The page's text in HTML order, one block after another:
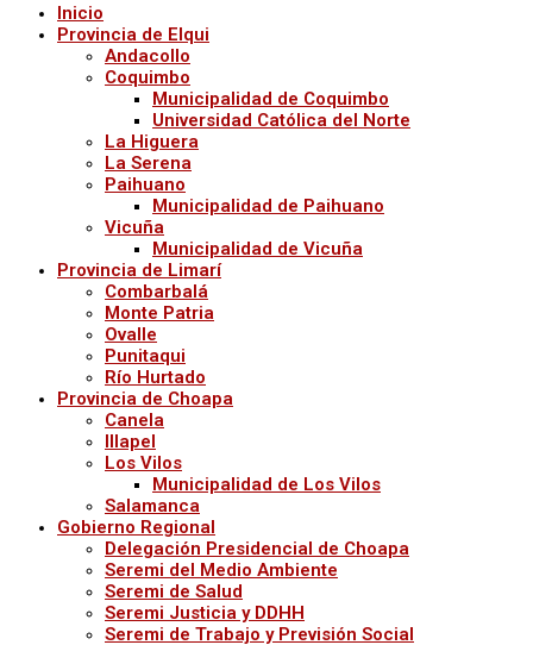
Inicio
Provincia de Elqui
Andacollo
Coquimbo
Municipalidad de Coquimbo
Universidad Católica del Norte
La Higuera
La Serena
Paihuano
Municipalidad de Paihuano
Vicuña
Municipalidad de Vicuña
Provincia de Limarí
Combarbalá
Monte Patria
Ovalle
Punitaqui
Río Hurtado
Provincia de Choapa
Canela
Illapel
Los Vilos
Municipalidad de Los Vilos
Salamanca
Gobierno Regional
Delegación Presidencial de Choapa
Seremi del Medio Ambiente
Seremi de Salud
Seremi Justicia y DDHH
Seremi de Trabajo y Previsión Social